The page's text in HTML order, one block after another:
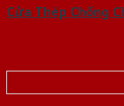
Cửa Thép Chống